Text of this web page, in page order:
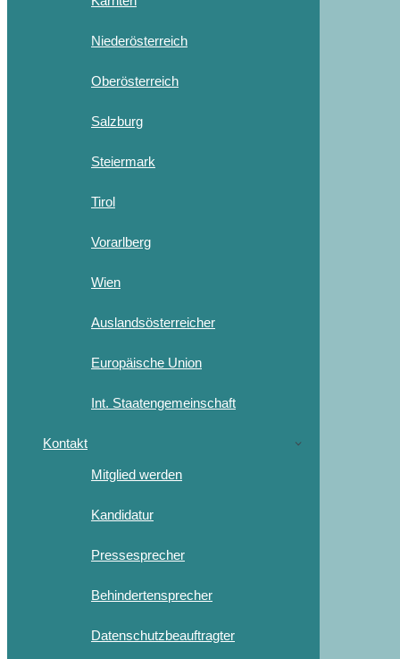
Niederösterreich
Oberösterreich
Salzburg
Steiermark
Tirol
Vorarlberg
Wien
Auslandsösterreicher
Europäische Union
Int. Staatengemeinschaft
Kontakt
Mitglied werden
Kandidatur
Pressesprecher
Behindertensprecher
Datenschutzbeauftragter